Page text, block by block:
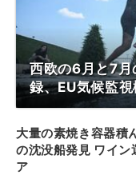
西欧の6月と7月
録、EU気候監
大量の素焼き容器積
の沈没船発見 ワイン
ア